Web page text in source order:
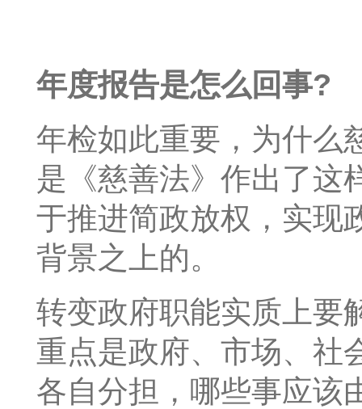
年度报告是怎么回事?
年检如此重要，为什么
是《慈善法》作出了这
于推进简政放权，实现
背景之上的。
转变政府职能实质上要
重点是政府、市场、社
各自分担，哪些事应该